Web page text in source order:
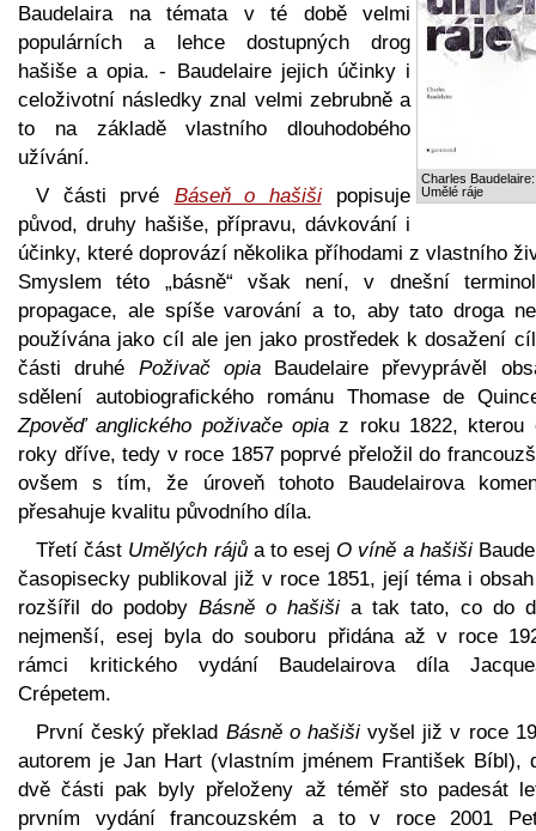
Charles Baudelaire:
Umělé ráje
Baudelaira na témata v té době velmi
populárních a lehce dostupných drog
hašiše a opia. - Baudelaire jejich účinky i
celoživotní následky znal velmi zebrubně a
to na základě vlastního dlouhodobého
užívání.
V části prvé Báseň o hašiši popisuje
původ, druhy hašiše, přípravu, dávkování i
účinky, které doprovází několika příhodami z vlastního
Smyslem této „básně“ však není, v dnešní
propagace, ale spíše varování a to, aby tato droga
používána jako cíl ale jen jako prostředek k dosažení
části druhé Poživač opiaBaudelaire převyprávěl
sdělení autobiografického románu Thomase de
Zpověď anglického poživače opia z roku 1822, kterou
roky dříve, tedy v roce 1857 poprvé přeložil do
ovšem s tím, že úroveň tohoto Baudelairova
přesahuje kvalitu původního díla.
Třetí část Umělých rájůa to esej O víně a hašiši
časopisecky publikoval již v roce 1851, její téma i
rozšířil do podoby Básně o hašiši a tak tato, co do
nejmenší, esej byla do souboru přidána až v roce
rámci kritického vydání Baudelairova díla
Crépetem.
První český překlad Básně o hašišivyšel již v roce
autorem je Jan Hart (vlastním jménem František Bíbl),
dvě části pak byly přeloženy až téměř sto padesát
prvním vydání francouzském a to v roce 2001